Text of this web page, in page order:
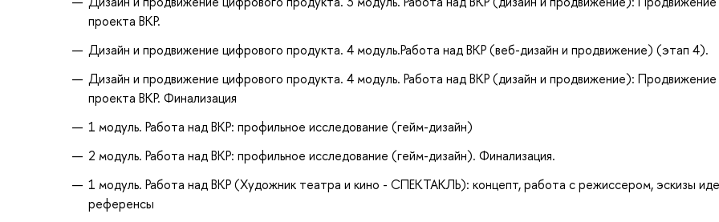
проекта ВКР.
Дизайн и продвижение цифрового продукта. 4 модуль.Работа над ВКР (веб-дизайн и продвижение) (этап 4).
Дизайн и продвижение цифрового продукта. 4 модуль. Работа над ВКР (дизайн и продвижение): Продвижение
проекта ВКР. Финализация
1 модуль. Работа над ВКР: профильное исследование (гейм-дизайн)
2 модуль. Работа над ВКР: профильное исследование (гейм-дизайн). Финализация.
1 модуль. Работа над ВКР (Художник театра и кино - СПЕКТАКЛЬ): концепт, работа с режиссером, эскизы
референсы